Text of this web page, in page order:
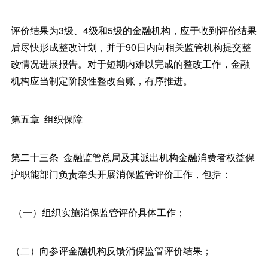
评价结果为3级、4级和5级的金融机构，应于收到评价结果
后尽快形成整改计划，并于90日内向相关监管机构提交整
改情况进展报告。对于短期内难以完成的整改工作，金融
机构应当制定阶段性整改台账，有序推进。
第五章 组织保障
第二十三条 金融监管总局及其派出机构金融消费者权益保
护职能部门负责牵头开展消保监管评价工作，包括：
（一）组织实施消保监管评价具体工作；
（二）向参评金融机构反馈消保监管评价结果；